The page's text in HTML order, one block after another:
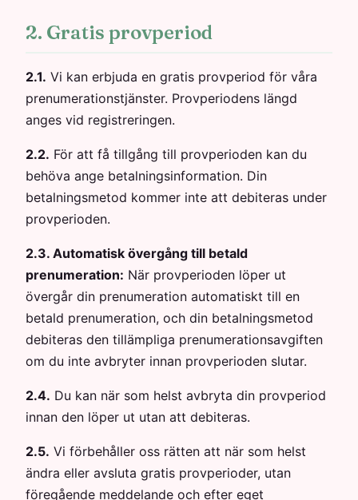
2. Gratis provperiod
2.1. Vi kan erbjuda en gratis provperiod för våra
prenumerationstjänster. Provperiodens längd
anges vid registreringen.
2.2. För att få tillgång till provperioden kan du
behöva ange betalningsinformation. Din
betalningsmetod kommer inte att debiteras under
provperioden.
2.3. Automatisk övergång till betald
prenumeration: När provperioden löper ut
övergår din prenumeration automatiskt till en
betald prenumeration, och din betalningsmetod
debiteras den tillämpliga prenumerationsavgiften
om du inte avbryter innan provperioden slutar.
2.4. Du kan när som helst avbryta din provperiod
innan den löper ut utan att debiteras.
2.5. Vi förbehåller oss rätten att när som helst
ändra eller avsluta gratis provperioder, utan
föregående meddelande och efter eget